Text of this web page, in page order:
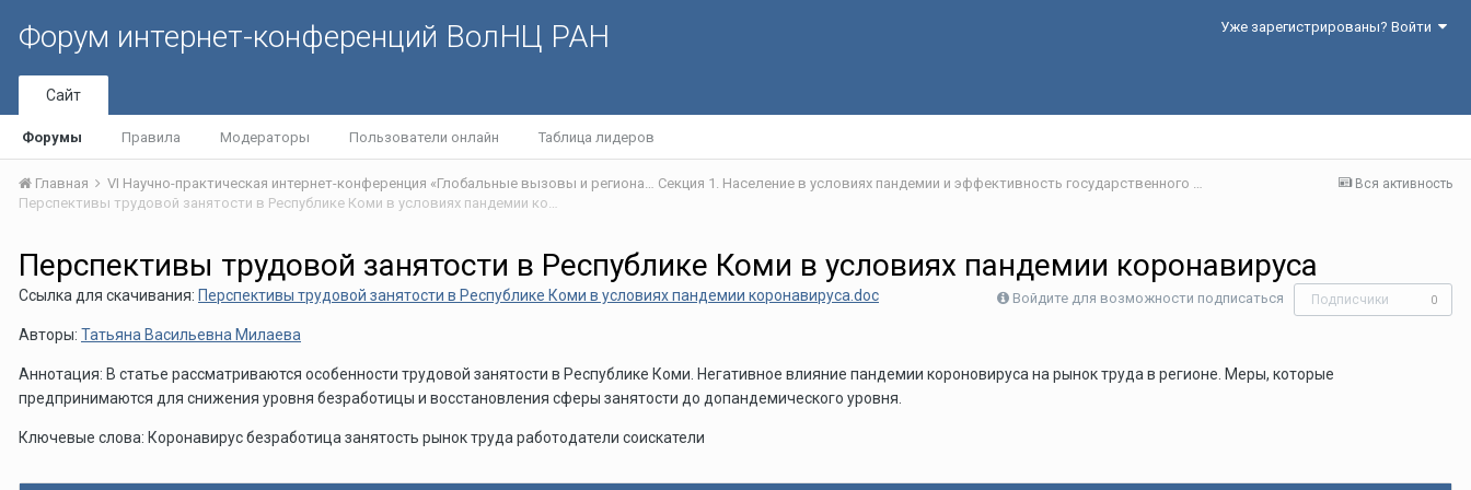
Форум интернет-конференций ВолНЦ РАН Уже зарегистрированы? Войти
Сайт
Форумы Правила Модераторы Пользователи онлайн Таблица лидеров
Вся активность
Главная VI Научно-практическая интернет-конференция «Глобальные вызовы и региональное развитие в зеркале социологических измерений»
Секция 1. Население в условиях пандемии и эффективность государственного управления
Перспективы трудовой занятости в Республике Коми в условиях пандемии коронавируса
Перспективы трудовой занятости в Республике Коми в условиях пандемии коронавируса
Войдите для возможности подписаться Подписчики 0
Ссылка для скачивания: Перспективы трудовой занятости в Республике Коми в условиях пандемии коронавируса.doc
Авторы: Татьяна Васильевна Милаева
Аннотация: В статье рассматриваются особенности трудовой занятости в Республике Коми. Негативное влияние пандемии короновируса на рынок труда в регионе. Меры, которые
предпринимаются для снижения уровня безработицы и восстановления сферы занятости до допандемического уровня.
Ключевые слова: Коронавирус безработица занятость рынок труда работодатели соискатели